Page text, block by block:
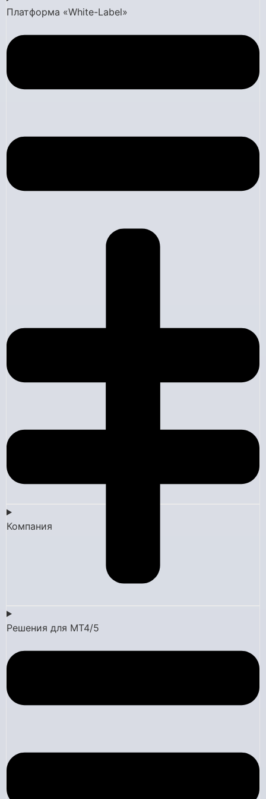
Компания
Платформа «White-Label»
Решения для MT4/5